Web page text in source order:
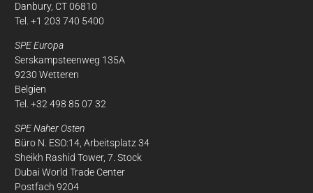
Danbury, CT 06810
Tel. +1 203 740 5400
SPE Europa
Serskampsteenweg 135A
9230 Wetteren
Belgien
Tel. +32 498 85 07 32
SPE Naher Osten
Büro N. ESO:14, Arbeitsplatz 34
Sheikh Rashid Tower, 7. Stock
Dubai World Trade Center
Postfach 9204